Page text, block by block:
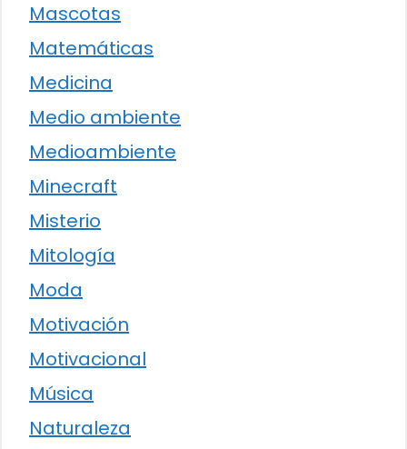
Mascotas
Matemáticas
Medicina
Medio ambiente
Medioambiente
Minecraft
Misterio
Mitología
Moda
Motivación
Motivacional
Música
Naturaleza